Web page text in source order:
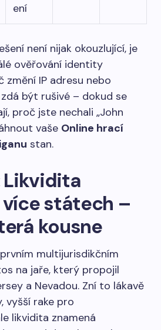
ení
není nijak okouzlující, je
ověřování identity
změní IP adresu nebo
být rušivé – dokud se
proč jste nechali „John
vaše Online hrací
stan.
Likvidita
více státech –
kousne
multijurisdikčním
na jaře, který propojil
a Nevadou. Zní to lákavě
vyšší rake pro
likvidita znamená